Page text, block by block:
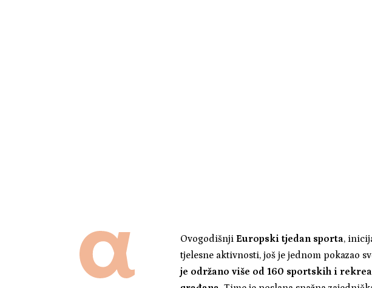
Ovogodišnji Europski tjedan sporta,
tjelesne aktivnosti, još je jednom pokazao
je održano više od 160 sportskih i